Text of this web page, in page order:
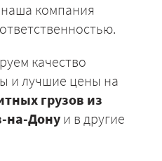
компания
качество
и лучшие цены на
грузов из
на-Дону и в другие